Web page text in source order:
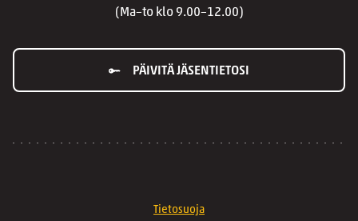
(Ma–to klo 9.00–12.00)
PÄIVITÄ JÄSENTIETOSI
Tietosuoja